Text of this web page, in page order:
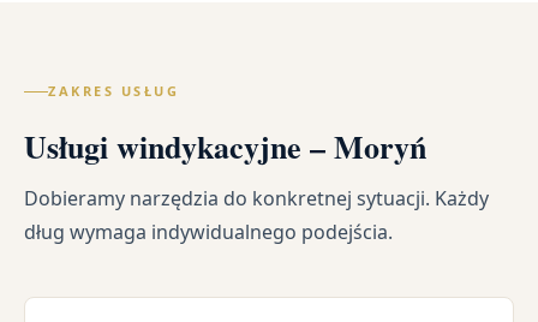
ZAKRES USŁUG
Usługi windykacyjne – Moryń
Dobieramy narzędzia do konkretnej sytuacji. Każdy
dług wymaga indywidualnego podejścia.